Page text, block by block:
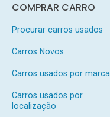
COMPRAR CARRO
Procurar carros usados
Carros Novos
Carros usados por marca
Carros usados por
localização